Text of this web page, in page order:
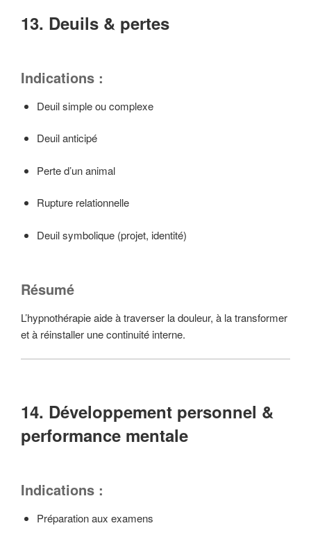
13. Deuils & pertes
Indications :
Deuil simple ou complexe
Deuil anticipé
Perte d’un animal
Rupture relationnelle
Deuil symbolique (projet, identité)
Résumé
L’hypnothérapie aide à traverser la douleur, à la transformer
et à réinstaller une continuité interne.
14. Développement personnel &
performance mentale
Indications :
Préparation aux examens